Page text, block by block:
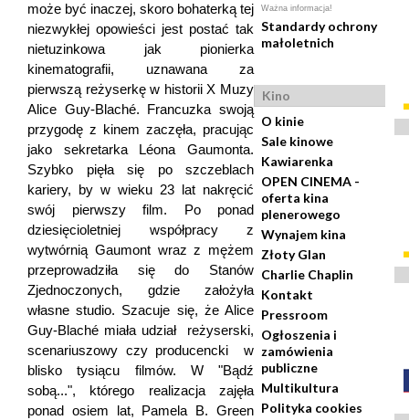
może być inaczej, skoro bohaterką tej
niezwykłej opowieści jest postać tak
nietuzinkowa jak pionierka
kinematografii, uznawana za
pierwszą reżyserkę w historii X Muzy
Alice Guy-Blaché. Francuzka swoją
przygodę z kinem zaczęła, pracując
jako sekretarka Léona Gaumonta.
Szybko pięła się po szczeblach
kariery, by w wieku 23 lat nakręcić
swój pierwszy film. Po ponad
dziesięcioletniej współpracy z
wytwórnią Gaumont wraz z mężem
przeprowadziła się do Stanów
Zjednoczonych, gdzie założyła
własne studio. Szacuje się, że Alice
Guy-Blaché miała udział  reżyserski,
scenariuszowy czy producencki  w
blisko tysiącu filmów. W "Bądź
sobą...", którego realizacja zajęła
ponad osiem lat, Pamela B. Green
Ważna informacja!
Standardy ochrony
małoletnich
Kino
O kinie
Sale kinowe
Kawiarenka
OPEN CINEMA -
oferta kina
plenerowego
Wynajem kina
Złoty Glan
Charlie Chaplin
Kontakt
Pressroom
Ogłoszenia i
zamówienia
publiczne
Multikultura
Polityka cookies